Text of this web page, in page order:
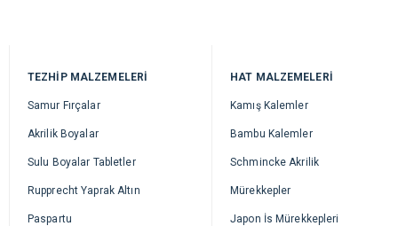
TEZHİP MALZEMELERİ
Samur Fırçalar
Akrilik Boyalar
Sulu Boyalar Tabletler
Rupprecht Yaprak Altın
Paspartu
HAT MALZEMELERİ
Kamış Kalemler
Bambu Kalemler
Schmincke Akrilik
Mürekkepler
Japon İs Mürekkepleri